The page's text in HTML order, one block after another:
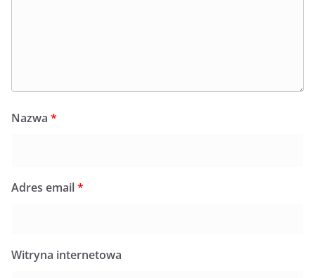
Nazwa *
Adres email*
Witryna internetowa